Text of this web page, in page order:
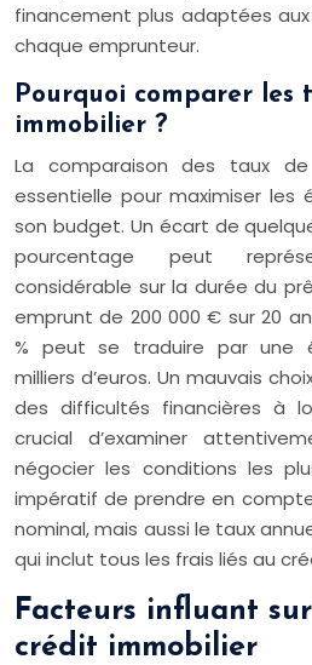
financement plus adaptées
chaque emprunteur.
Pourquoi comparer les
immobilier ?
La comparaison des taux
essentielle pour maximiser les
son budget. Un écart de
pourcentage peut
considérable sur la durée du
emprunt de 200 000 € sur 20
% peut se traduire par une
milliers d’euros. Un mauvais
des difficultés financières à
crucial d’examiner
négocier les conditions les
impératif de prendre en
nominal, mais aussi le taux
qui inclut tous les frais liés au
Facteurs influant
crédit immobilier